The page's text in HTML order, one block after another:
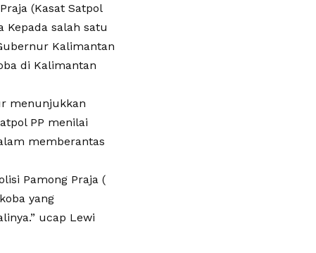
(Kasat Satpol
Kepada salah satu
Kalimantan
di Kalimantan
menunjukkan
PP menilai
memberantas
Pamong Praja (
yang
ucap Lewi